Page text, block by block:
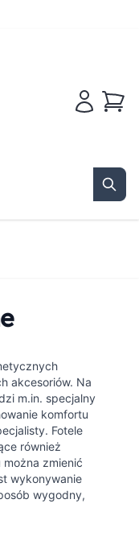
akcesoriów. Na
m.in. specjalny
komfortu
Fotele
również
zmienić
wykonywanie
wygodny,